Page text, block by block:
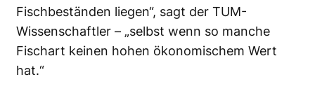
Fischbeständen liegen“, sagt der TUM-
Wissenschaftler – „selbst wenn so manche
Fischart keinen hohen ökonomischem Wert
hat.“